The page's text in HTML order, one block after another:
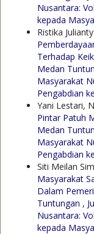
Nusantara:
kepada
Ristika
Terhadap
Medan
Masyarakat
Pengabdian
Yani Lestari,
Pintar Patuh
Medan
Masyarakat
Pengabdian
Siti Meilan
Masyarakat
Dalam
Tuntungan ,
Nusantara:
kepada